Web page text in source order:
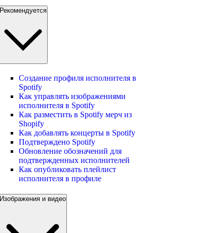
Рекомендуется
Создание профиля исполнителя в
Spotify
Как управлять изображениями
исполнителя в Spotify
Как разместить в Spotify мерч из
Shopify
Как добавлять концерты в Spotify
Подтверждено Spotify
Обновление обозначений для
подтвержденных исполнителей
Как опубликовать плейлист
исполнителя в профиле
Изображения и видео